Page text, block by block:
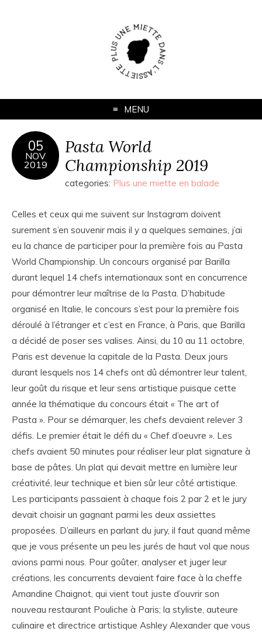
MENU
05
NOV
2019
Pasta World
Championship 2019
categories: Plus une miette en balade
Celles et ceux qui me suivent sur Instagram doivent
surement s’en souvenir mais il y a quelques semaines, j’ai
eu la chance de participer pour la première fois au Pasta
World Championship. Un concours organisé par Barilla
durant lequel 14 chefs internationaux sont en concurrence
pour démontrer leur maîtrise de la Pasta. D’habitude
organisé en Italie, le concours s’est pour la première fois
déroulé à l’étranger et c’est en France, à Paris, que Barilla
a décidé de poser ses valises. Ainsi, du 10 au 11 octobre,
Paris est devenue la capitale de la Pasta. Deux jours
durant lesquels nos 14 chefs ont dû démontrer leur talent,
leur goût du risque et leur sens artistique puisque cette
année la thématique du concours était « The art of
Pasta ». Pour se démarquer, les chefs devaient relever 3
défis. Le premier était le défi du « Chef d’oeuvre ». Les
chefs avaient 50 minutes pour réaliser leur plat signature à
base de pâtes. Un plat qui devait mettre en lumière leur
créativité, leur technique et bien sûr leur côté artistique.
Les participants passaient à chaque fois 2 par 2 et le jury
devait choisir un gagnant parmi les deux assiettes
proposées. D’ailleurs en parlant du jury, il faut quand même
que je vous présente un peu les jurés de haut vol que nous
avions parmi nous. Pour goûter, analyser et juger leur
créations, les concurrents devaient faire face à la cheffe
Amandine Chaignot, qui vient tout juste d’ouvrir son
nouveau restaurant Pouliche à Paris; la styliste, auteure
culinaire et directrice artistique Ashley Alexander que vous